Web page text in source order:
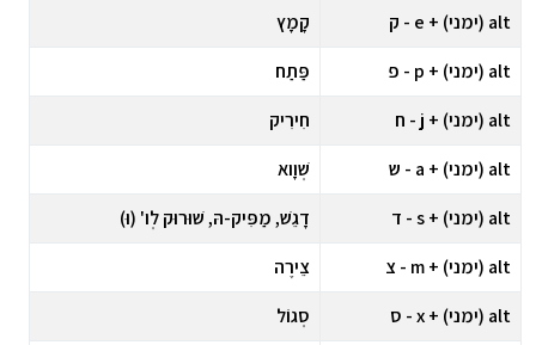
alt (ימני) + e - ק
קָמָץ
alt (ימני) + p - פ
פַּתַח
alt (ימני) + j - ח
חִירִיק
alt (ימני) + a - ש
שְׁוָוא
alt (ימני) + s - ד
דָגֵשׁ, מַפִּיק-הּ, שׁוּרוּק לְו' (וּ)
alt (ימני) + m - צ
צֵירֶה
alt (ימני) + x - ס
סְגוֹל